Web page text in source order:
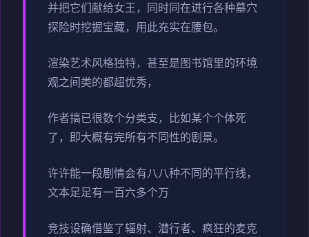
并把它们献给女王，同时同在进行各种墓穴
探险时挖掘宝藏，用此充实在腰包。
渲染艺术风格独特，甚至是图书馆里的环境
观之间类的都超优秀，
作者搞已很数个分类支，比如某个个体死
了，即大概有完所有不同性的剧景。
许许能一段剧情会有八八种不同的平行线，
文本足足有一百六多个万
竞技设确借鉴了辐射、潜行者、疯狂的麦克